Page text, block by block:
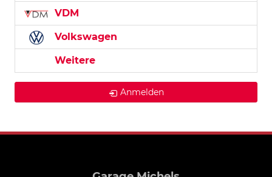
VDM
Volkswagen
Weitere
Anmelden